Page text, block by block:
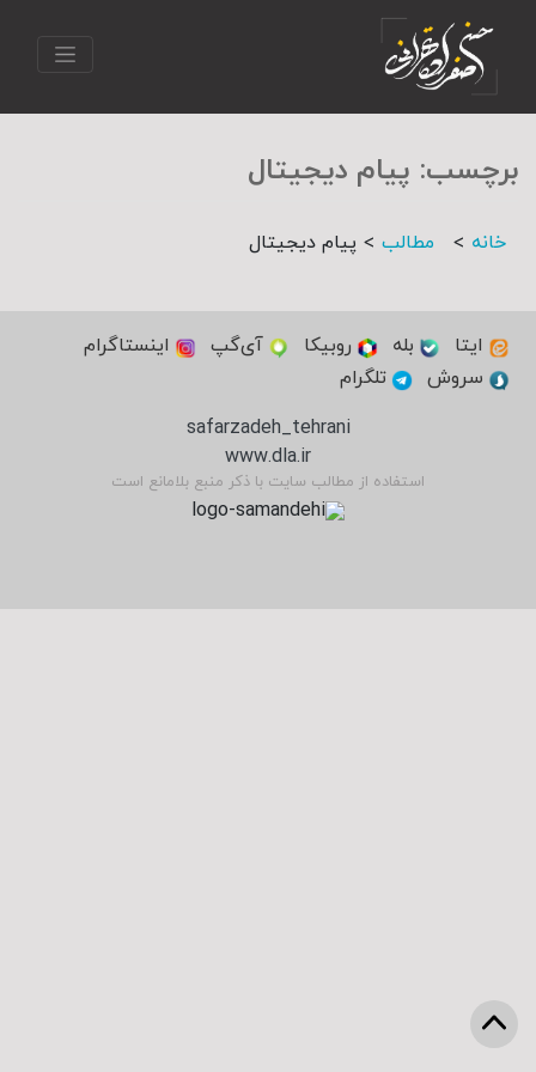
برچسب: پیام دیجیتال
خانه > مطالب > پیام دیجیتال
ایتا بله روبیکا آی‌گپ
اینستاگرام
سروش
تلگرام
safarzadeh_tehrani
www.dla.ir
استفاده از مطالب سایت با ذکر منبع بلامانع است